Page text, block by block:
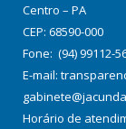
Centro – PA
CEP: 68590-000
Fone: (94) 99112-
E-mail:
Horário de